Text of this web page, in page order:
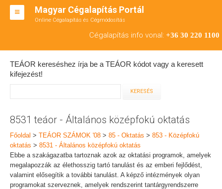
Magyar Cégalapítás Portál
Online Cégalapítás és Cégmódosítás
Cégalapítás info vonal: +36 30 220 1100
BT ALAPÍTÁS
RT ALAPÍTÁS
TEÁOR SZÁMOK '08
ENGEDÉLYKÖTELES
KAPCSOLAT
TEÁOR kereséshez írja be a TEÁOR kódot vagy a keresett
kifejezést!
8531 teáor - Általános középfokú oktatás
Főoldal > TEÁOR SZÁMOK '08 > 85 - Oktatás > 853 - Középfokú
oktatás > 8531 - Általános középfokú oktatás
Ebbe a szakágazatba tartoznak azok az oktatási programok, amelyek
megalapozzák az élethosszig tartó tanulást és az emberi fejlődést,
valamint elősegítik a további tanulást. A képző intézmények olyan
programokat szerveznek, amelyek rendszerint tantárgyrendszerre